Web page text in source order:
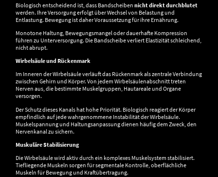
Biologisch entscheidend ist, dass Bandscheiben nicht direkt durchblutet
werden. Ihre Versorgung erfolgt über Wechsel von Belastung und
Entlastung. Bewegung ist daher Voraussetzung für ihre Ernährung.
Monotone Haltung, Bewegungsmangel oder dauerhafte Kompression
führen zu Unterversorgung. Die Bandscheibe verliert Elastizität schleichend,
nicht abrupt.
Wirbelsäule und Rückenmark
Im Inneren der Wirbelsäule verläuft das Rückenmark als zentrale Verbindung
zwischen Gehirn und Körper. Von jedem Wirbelsäulenabschnitt treten
Nerven aus, die bestimmte Muskelgruppen, Hautareale und Organe
versorgen.
Der Schutz dieses Kanals hat hohe Priorität. Biologisch reagiert der Körper
empfindlich auf jede wahrgenommene Instabilität der Wirbelsäule.
Muskelspannung und Haltungsanpassung dienen häufig dem Zweck, den
Nervenkanal zu sichern.
Muskuläre Stabilisierung
Die Wirbelsäule wird aktiv durch ein komplexes Muskelsystem stabilisiert.
Tiefliegende Muskeln sorgen für segmentale Kontrolle, oberflächliche
Muskeln für Bewegung und Kraftübertragung.